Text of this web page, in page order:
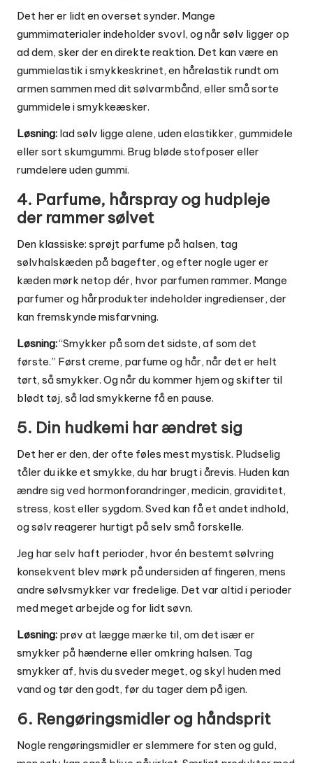
Det her er lidt en overset synder. Mange
gummimaterialer indeholder svovl, og når sølv ligger op
ad dem, sker der en direkte reaktion. Det kan være en
gummielastik i smykkeskrinet, en hårelastik rundt om
armen sammen med dit sølvarmbånd, eller små sorte
gummidele i smykkeæsker.
Løsning: lad sølv ligge alene, uden elastikker, gummidele
eller sort skumgummi. Brug bløde stofposer eller
rumdelere uden gummi.
4. Parfume, hårspray og hudpleje
der rammer sølvet
Den klassiske: sprøjt parfume på halsen, tag
sølvhalskæden på bagefter, og efter nogle uger er
kæden mørk netop dér, hvor parfumen rammer. Mange
parfumer og hårprodukter indeholder ingredienser, der
kan fremskynde misfarvning.
Løsning:“Smykker på som det sidste, af som det
første.” Først creme, parfume og hår, når det er helt
tørt, så smykker. Og når du kommer hjem og skifter til
blødt tøj, så lad smykkerne få en pause.
5. Din hudkemi har ændret sig
Det her er den, der ofte føles mest mystisk. Pludselig
tåler du ikke et smykke, du har brugt i årevis. Huden kan
ændre sig ved hormonforandringer, medicin, graviditet,
stress, kost eller sygdom. Sved kan få et andet indhold,
og sølv reagerer hurtigt på selv små forskelle.
Jeg har selv haft perioder, hvor én bestemt sølvring
konsekvent blev mørk på undersiden af fingeren, mens
andre sølvsmykker var fredelige. Det var altid i perioder
med meget arbejde og for lidt søvn.
Løsning: prøv at lægge mærke til, om det især er
smykker på hænderne eller omkring halsen. Tag
smykker af, hvis du sveder meget, og skyl huden med
vand og tør den godt, før du tager dem på igen.
6. Rengøringsmidler og håndsprit
Nogle rengøringsmidler er slemmere for sten og guld,